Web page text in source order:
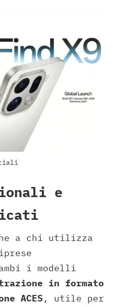
e
a chi utilizza
i modelli
in formato
ACES , utile per